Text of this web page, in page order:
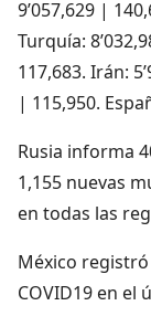
9’057,629 |
Turquía:
117,683. Irán:
| 115,950.
Rusia informa
1,155 nuevas
en todas las
México
COVID19 en el